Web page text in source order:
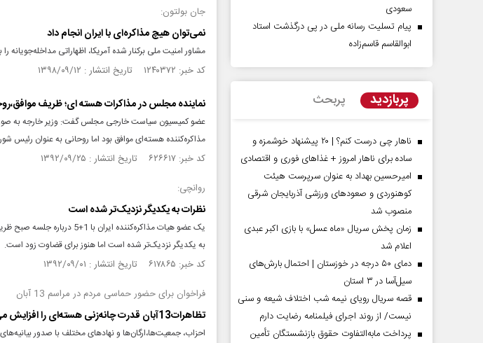
جان بولتون:
نمی‌توان هیچ مذاکره‌ای با ایران انجام داد
مشاور امنیت ملی برکنار شده آمریکا، اظهاراتی مداخله‌جویانه
کد خبر: ۱۲۴۰۳۷۲ تاریخ انتشار : ۱۳۹۸/۰۹/۱۲
نماینده مجلس در مذاکرات هسته ای؛ ظریف
عضو کمیسیون سیاست خارجی مجلس گفت: وزیر خارجه به
مذاکره‌کننده هسته‌ای موافق بود اما روحانی به عنوان رئیس
کد خبر: ۶۲۶۶۱۷ تاریخ انتشار : ۱۳۹۲/۰۹/۲۵
روانچی:
نظرات به یکدیگر نزدیک‌تر شده است
یک عضو هیات مذاکره‌کننده
به یکدیگر نزدیک‌تر شده است اما هنوز برای قضاوت زود است.
کد خبر: ۶۱۷۸۶۵ تاریخ انتشار : ۱۳۹۲/۰۹/۰۱
فراخوان برای حضور حماسی مردم در مراسم 13 آبان
تظاهرات13آبان قدرت چانه‌زنی هسته‌ای را افزایش می‌دهد
احزاب، جمعیت‌ها،‌ارگان‌ها و نهادهای مختلف با صدور
سعودی
پیام تسلیت رسانه ملی در پی درگذشت استاد
ابوالقاسم قاسم‌زاده
پربازدید پربحث
ناهار چی درست کنم؟ | ۲۰ پیشنهاد خوشمزه و
ساده برای ناهار امروز + غذاهای فوری و اقتصادی
امیرحسین بهداد به عنوان سرپرست هیئت
کوهنوردی و صعودهای ورزشی آذربایجان شرقی
منصوب شد
زمان پخش سریال «ماه عسل» با بازی اکبر عبدی
اعلام شد
دمای ۵۰ درجه در خوزستان | احتمال بارش‌های
سیل‌آسا در ۳ استان
قصه سریال رویای نیمه شب اختلاف شیعه و سنی
نیست/ از روند اجرای فیلمنامه رضایت دارم
پرداخت مابه‌التفاوت حقوق بازنشستگان تأمین